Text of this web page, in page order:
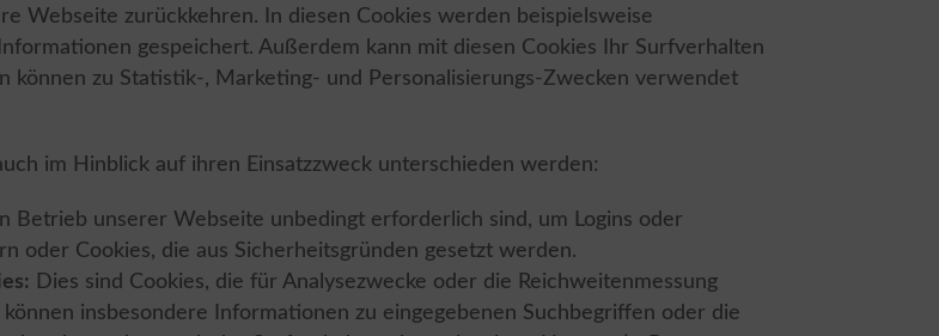
Webseite zurückkehren. In diesen Cookies werden beispielsweise
gespeichert. Außerdem kann mit diesen Cookies Ihr Surfverhalten
zu Statistik-, Marketing- und Personalisierungs-Zwecken verwendet
im Hinblick auf ihren Einsatzzweck unterschieden werden:
Betrieb unserer Webseite unbedingt erforderlich sind, um Logins oder
oder Cookies, die aus Sicherheitsgründen gesetzt werden.
Dies sind Cookies, die für Analysezwecke oder die Reichweitenmessung
insbesondere Informationen zu eingegebenen Suchbegriffen oder die